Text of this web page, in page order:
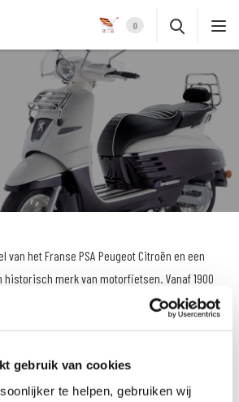
gebruik van cookies
te helpen, gebruiken wij
0
van het Franse PSA Peugeot Citroën en een
merk van motorfietsen. Vanaf 1900
motorfietsen en vanaf 1954 produceerde
scooters echter was dat geen doorslaand
van een concurrent werd het laatste
als "Peugeot" verkocht. Peugeot ging zich